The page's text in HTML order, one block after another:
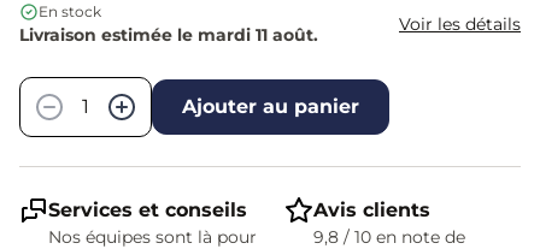
En stock
Livraison estimée le mardi 11 août. Voir les détails
−
+ Ajouter au panier
Services et conseils
Nos équipes sont là pour
Avis clients
9,8 / 10 en note de